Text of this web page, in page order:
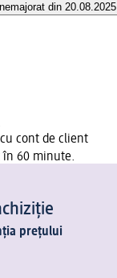
nemajorat din 20.08.2025
cont de client
în 60 minute.
prețului